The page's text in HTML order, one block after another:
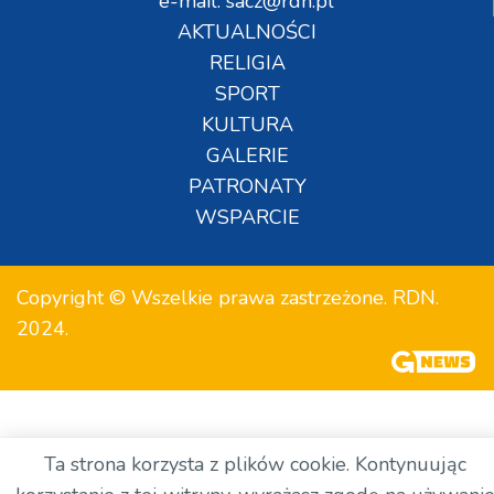
AKTUALNOŚCI
RELIGIA
SPORT
KULTURA
GALERIE
PATRONATY
WSPARCIE
Copyright © Wszelkie prawa zastrzeżone. RDN.
2024.
Ta strona korzysta z plików cookie. Kontynuując